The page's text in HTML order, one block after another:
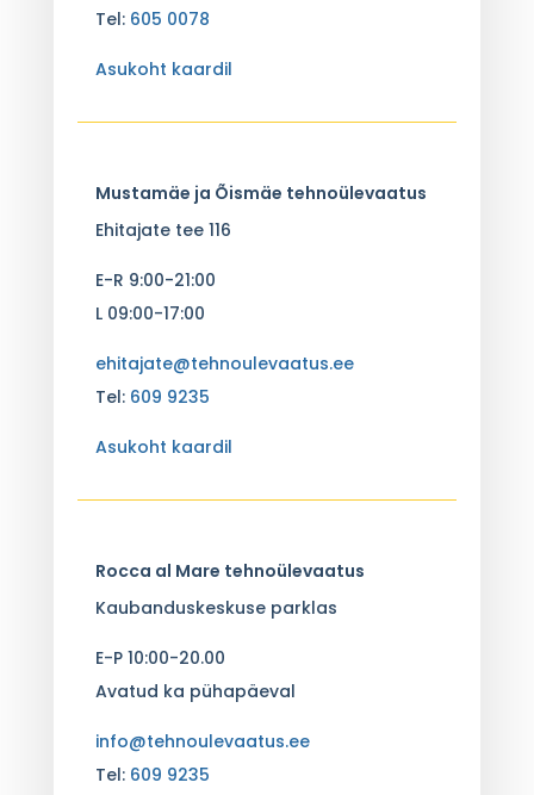
Tel: 605 0078
Asukoht kaardil
Mustamäe ja Õismäe tehnoülevaatus
Ehitajate tee 116
E-R 9:00-21:00
L 09:00-17:00
ehitajate@tehnoulevaatus.ee
Tel: 609 9235
Asukoht kaardil
Rocca al Mare tehnoülevaatus
Kaubanduskeskuse parklas
E-P 10:00-20.00
Avatud ka pühapäeval
info@tehnoulevaatus.ee
Tel: 609 9235